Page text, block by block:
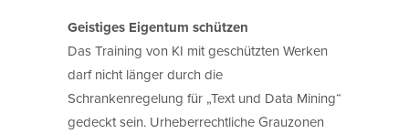
Geistiges Eigentum schützen
Das Training von KI mit geschützten Werken
darf nicht länger durch die
Schrankenregelung für „Text und Data Mining“
gedeckt sein. Urheberrechtliche Grauzonen